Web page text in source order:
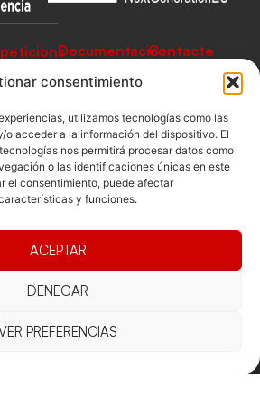
consentimiento
utilizamos tecnologías como las
o acceder a la información del dispositivo. El
nos permitirá procesar datos como
o las identificaciones únicas en este
el consentimiento, puede afectar
y funciones.
ACEPTAR
DENEGAR
PREFERENCIAS
neu
Documentacio
Funcionament
Eleccions
Contacte
Carrer de les
Jonqueres,
16, 5ºC,
08003
Barcelona
fcvb@fcvolei.
932 684 177
Privacitat Termes i condicions